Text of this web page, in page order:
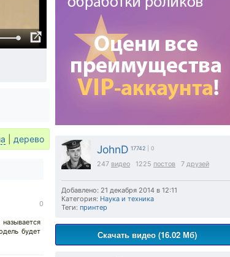
JohnD 17742 | 0
247 видео 1225 постов 7 друзей
Добавлено: 21 декабря 2014 в 12:11
Категория: Наука и техника
Теги: принтер
Скачать видео (16.02 Мб)
дерево
0
будет